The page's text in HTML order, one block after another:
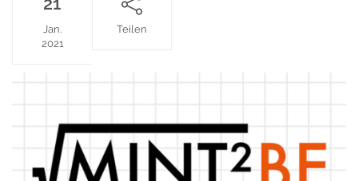
Jan.
2021
Teilen